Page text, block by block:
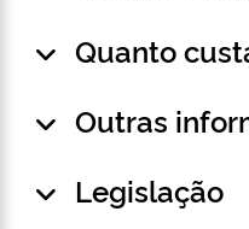
Quanto
Outras
Legislação